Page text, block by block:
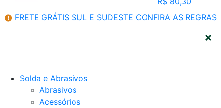
FRETE GRÁTIS SUL E SUDESTE CONFIRA AS REGRAS
Solda e Abrasivos
Abrasivos
Acessórios